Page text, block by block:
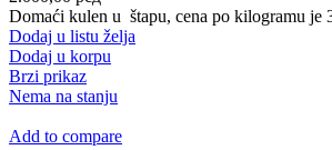
Domaći kulen u štapu, cena po kilogramu je
Dodaj u listu želja
Dodaj u korpu
Brzi prikaz
Nema na stanju
Add to compare